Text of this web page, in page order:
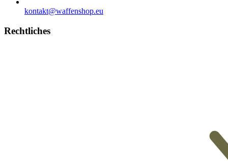
kontakt@waffenshop.eu
Rechtliches